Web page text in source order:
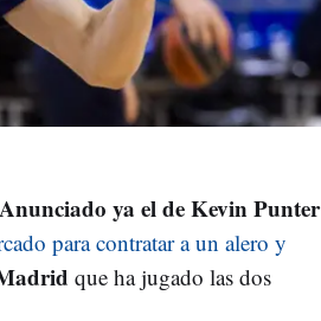
Anunciado ya el de Kevin Punter
para contratar a un alero y
que ha jugado las dos